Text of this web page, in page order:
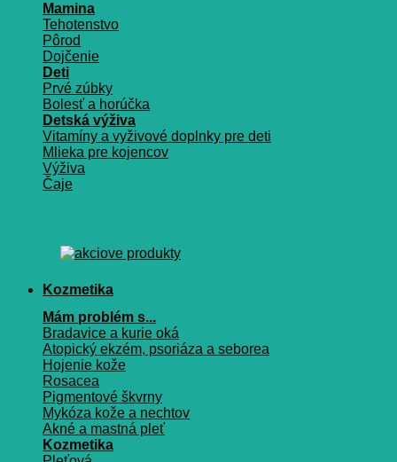
Mamina
Tehotenstvo
Pôrod
Dojčenie
Deti
Prvé zúbky
Bolesť a horúčka
Detská výživa
Vitamíny a vyživové doplnky pre deti
Mlieka pre kojencov
Výživa
Čaje
Kozmetika
Mám problém s...
Bradavice a kurie oká
Atopický ekzém, psoriáza a seborea
Hojenie kože
Rosacea
Pigmentové škvrny
Mykóza kože a nechtov
Akné a mastná pleť
Kozmetika